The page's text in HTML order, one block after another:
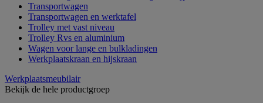
Transportwagen
Transportwagen en werktafel
Trolley met vast niveau
Trolley Rvs en aluminium
Wagen voor lange en bulkladingen
Werkplaatskraan en hijskraan
Werkplaatsmeubilair
Bekijk de hele productgroep